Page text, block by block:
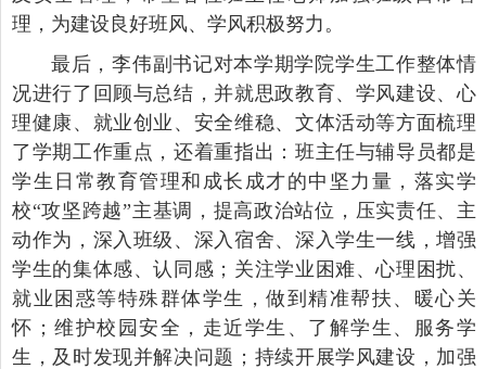
理，为建设良好班风、学风积极努力。
最后，李伟副书记对本学期学院学生工作整体情
况进行了回顾与总结，并就思政教育、学风建设、心
理健康、就业创业、安全维稳、文体活动等方面梳理
了学期工作重点，还着重指出：班主任与辅导员都是
学生日常教育管理和成长成才的中坚力量，落实学
校“攻坚跨越”主基调，提高政治站位，压实责任、主
动作为，深入班级、深入宿舍、深入学生一线，增强
学生的集体感、认同感；关注学业困难、心理困扰、
就业困惑等特殊群体学生，做到精准帮扶、暖心关
怀；维护校园安全，走近学生、了解学生、服务学
生，及时发现并解决问题；持续开展学风建设，加强